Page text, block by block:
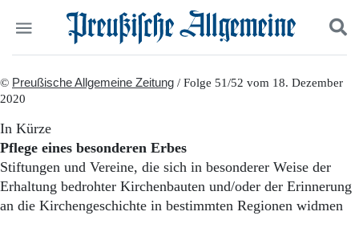
Politik
Gesellschaft
Leben
Geschichte
Ostpreußen
Suchen und finden
© Preußische Allgemeine Zeitung / Folge 51/52 vom 18. Dezember
2020
In Kürze
Pflege eines besonderen Erbes
Stiftungen und Vereine, die sich in besonderer Weise der
Erhaltung bedrohter Kirchenbauten und/oder der Erinnerung
an die Kirchengeschichte in bestimmten Regionen widmen